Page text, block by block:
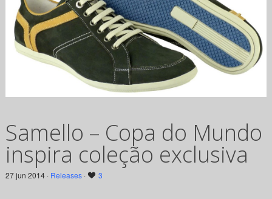
Samello – Copa do Mundo
inspira coleção exclusiva
27 jun 2014 · Releases· 3